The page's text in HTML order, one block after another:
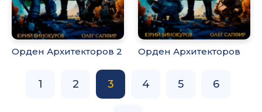
Орден Архитекторов 2 Орден Архитекторов
1 2 3 4 5 6